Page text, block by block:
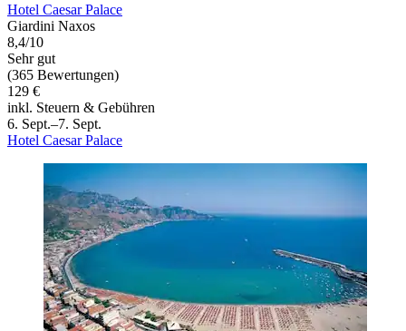
Hotel Caesar Palace
Giardini Naxos
8,4/10
Sehr gut
(365 Bewertungen)
129 €
inkl. Steuern & Gebühren
6. Sept.–7. Sept.
Hotel Caesar Palace